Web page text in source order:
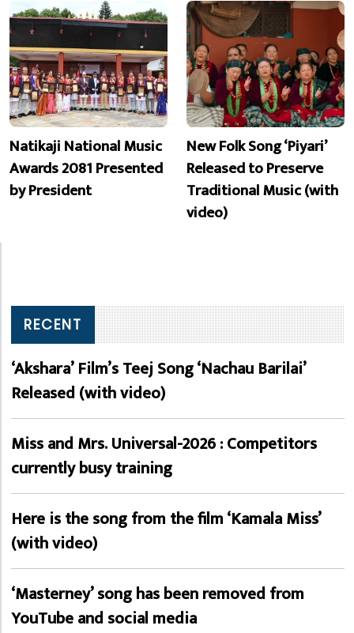
Natikaji National Music
Awards 2081 Presented
by President
New Folk Song ‘Piyari’
Released to Preserve
Traditional Music (with
video)
RECENT
‘Akshara’ Film’s Teej Song ‘Nachau Barilai’
Released (with video)
Miss and Mrs. Universal-2026 : Competitors
currently busy training
Here is the song from the film ‘Kamala Miss’
(with video)
‘Masterney’ song has been removed from
YouTube and social media